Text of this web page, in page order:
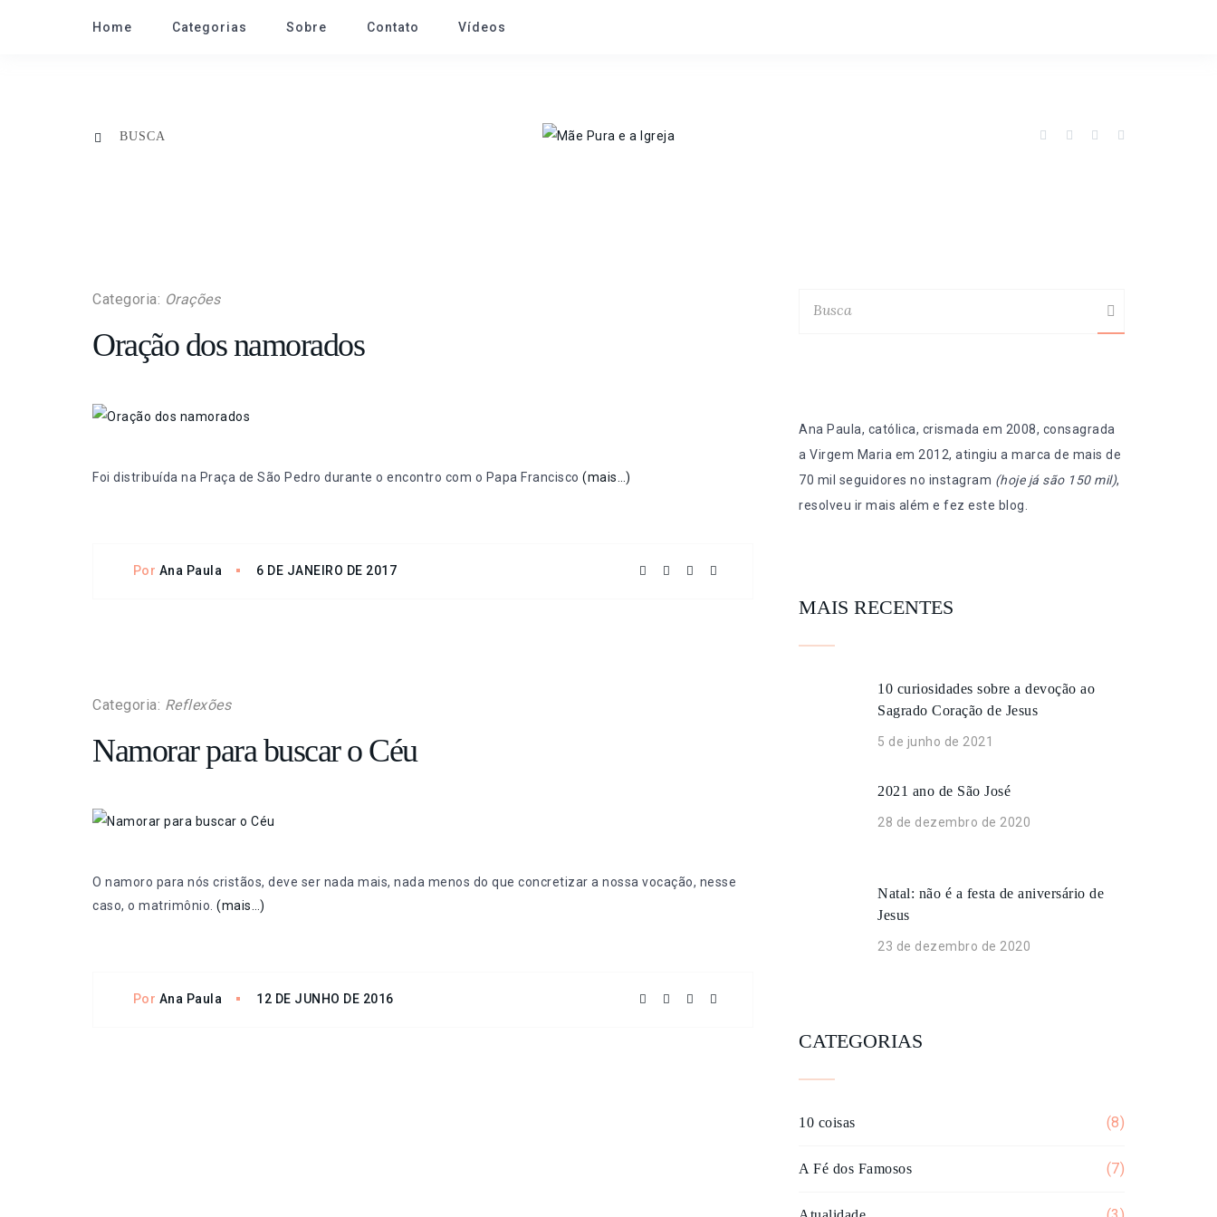
Home Categorias Sobre Contato Vídeos
Categoria: Orações
Oração dos namorados
Foi distribuída na Praça de São Pedro durante o encontro com o Papa Francisco (mais…)
Por Ana Paula 6 DE JANEIRO DE 2017
Categoria: Reflexões
Namorar para buscar o Céu
O namoro para nós cristãos, deve ser nada mais, nada menos do que concretizar a nossa vocação, nesse
caso, o matrimônio. (mais…)
Por Ana Paula 12 DE JUNHO DE 2016
Ana Paula, católica, crismada em 2008, consagrada
a Virgem Maria em 2012, atingiu a marca de mais de
70 mil seguidores no instagram (hoje já são 150 mil),
resolveu ir mais além e fez este blog.
MAIS RECENTES
10 curiosidades sobre a devoção ao
Sagrado Coração de Jesus
5 de junho de 2021
2021 ano de São José
28 de dezembro de 2020
Natal: não é a festa de aniversário de
Jesus
23 de dezembro de 2020
CATEGORIAS
10 coisas (8)
A Fé dos Famosos (7)